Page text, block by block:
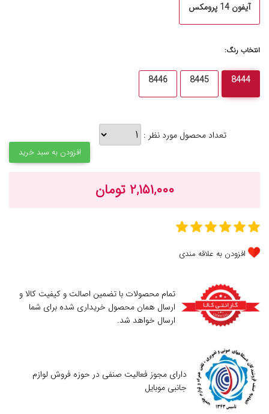
آیفون 14 پرومکس
انتخاب رنگ:
8444
8445
8446
تعداد محصول مورد نظر :
افزودن به سبد خرید
۲,۱۵۱,۰۰۰ تومان
افزودن به علاقه مندی
تمام محصولات با تضمین اصالت و کیفیت کالا و
ارسال همان محصول خریداری شده برای شما
ارسال خواهد شد.
دارای مجوز فعالیت صنفی در حوزه فروش لوازم
جانبی موبایل